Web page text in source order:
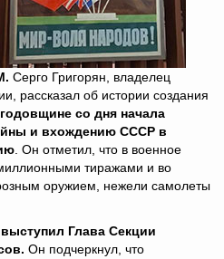
Серго Григорян, владелец
рассказал об истории создания
со дня начала
и вхождению СССР в
. Он отметил, что в военное
тиражами и во
оружием, нежели самолеты
Глава Секции
Он подчеркнул, что